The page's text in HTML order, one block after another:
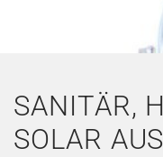
SANITÄR,
SOLAR